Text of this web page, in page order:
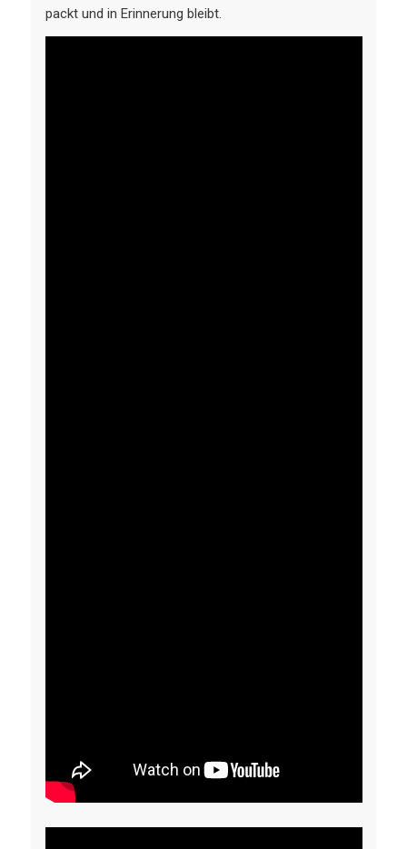
packt und in Erinnerung bleibt.